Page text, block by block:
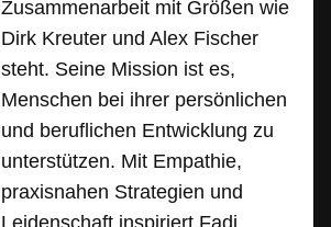
Zusammenarbeit mit Größen wie
Dirk Kreuter und Alex Fischer
steht. Seine Mission ist es,
Menschen bei ihrer persönlichen
und beruflichen Entwicklung zu
unterstützen. Mit Empathie,
praxisnahen Strategien und